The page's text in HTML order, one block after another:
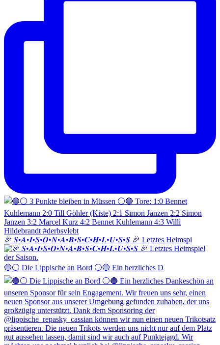
🎉 𝑺•𝑨•𝑰•𝑺•𝑶•𝑵•𝑨•𝑩•𝑺•𝑪•𝑯•𝑳•𝑼•𝑺•𝑺 🎉 Letztes Heimspi
🔵⚪️ Die Lippische an Bord ⚪️🔵 Ein herzliches D